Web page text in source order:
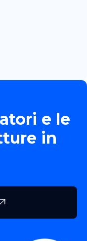
e le
in
